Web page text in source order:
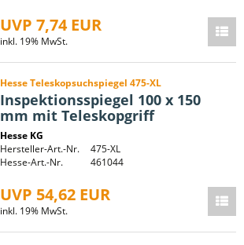
UVP 7,74 EUR
inkl. 19% MwSt.
Hesse Teleskopsuchspiegel 475-XL
Inspektionsspiegel 100 x 150
mm mit Teleskopgriff
Hesse KG
Hersteller-Art.-Nr.
475-XL
Hesse-Art.-Nr.
461044
UVP 54,62 EUR
inkl. 19% MwSt.